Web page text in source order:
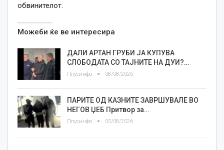
обвинителот.
Можеби ќе ве интересира
ДАЛИ АРТАН ГРУБИ ЈА КУПУВА
СЛОБОДАТА СО ТАЈНИТЕ НА ДУИ?…
Плусинфо 08/08/2026
ПАРИТЕ ОД КАЗНИТЕ ЗАВРШУВАЛЕ ВО
НЕГОВ ЏЕБ Притвор за…
Плусинфо 05/08/2026